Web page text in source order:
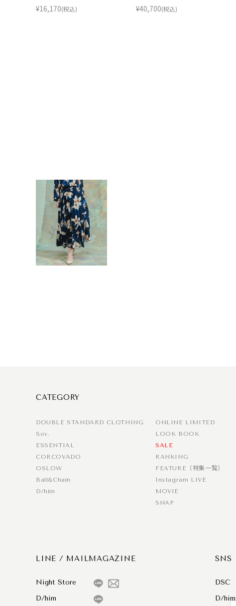
¥16,170(税込)
¥40,700(税込)
CATEGORY
DOUBLE STANDARD CLOTHING
Sov.
ESSENTIAL
CORCOVADO
OSLOW
Ball&Chain
D/him
ONLINE LIMITED
LOOK BOOK
SALE
RANKING
FEATURE（特集一覧）
Instagram LIVE
MOVIE
SNAP
LINE / MAILMAGAZINE
Night Store
D/him
SNS
DSC
D/him